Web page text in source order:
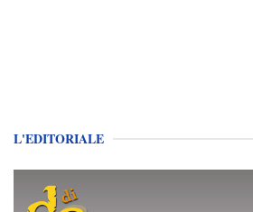
L'EDITORIALE